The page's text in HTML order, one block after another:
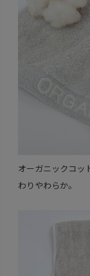
オーガニックコッ
わりやわらか。